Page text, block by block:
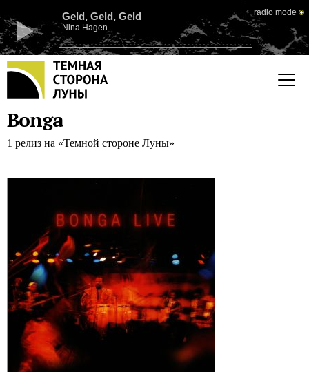
Geld, Geld, Geld
Nina Hagen
radio mode
Bonga
1 релиз на «Темной стороне Луны»